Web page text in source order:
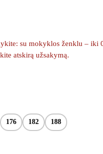
su mokyklos ženklu –
atskirą užsakymą.
176 182 188